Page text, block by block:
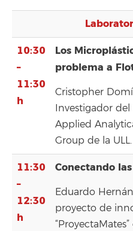
10:30
–
11:30
h
Los
problema a
Cristopher
Investigador
Applied
Group de la ULL.
11:30
–
12:30
h
Conectando
Eduardo
proyecto de